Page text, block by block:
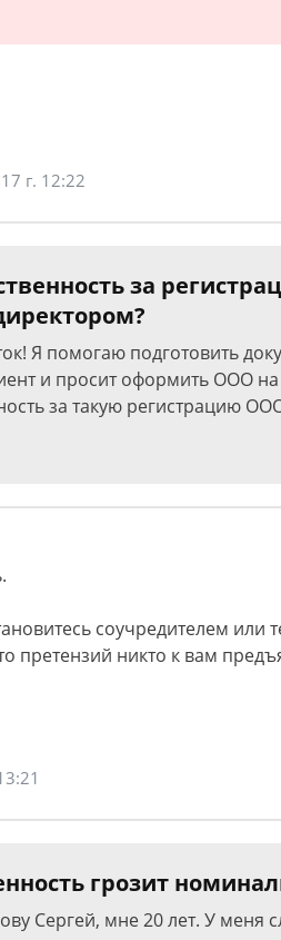
г. 12:22
за
Я помогаю подготовить
и просит оформить ООО
за такую регистрацию
соучредителем
претензий никто к вам
грозит
Сергей, мне 20 лет. У меня